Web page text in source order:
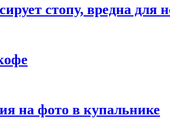
стопу, вредна для
на фото в купальнике